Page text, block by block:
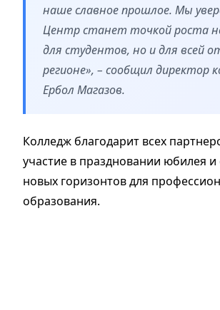
наше славное прошлое. Мы
Центр станет точкой роста
для студентов, но и для всей
регионе», – сообщил директор
Ербол Магазов.
Колледж благодарит всех
участие в праздновании юбилея
новых горизонтов для
образования.